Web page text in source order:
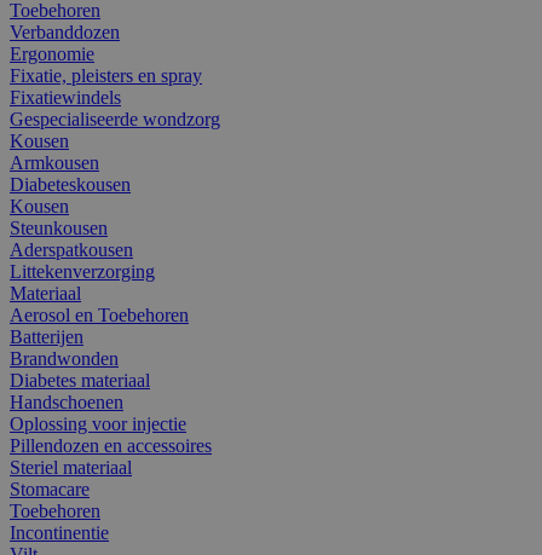
Toebehoren
Verbanddozen
Ergonomie
Fixatie, pleisters en spray
Fixatiewindels
Gespecialiseerde wondzorg
Kousen
Armkousen
Diabeteskousen
Kousen
Steunkousen
Aderspatkousen
Littekenverzorging
Materiaal
Aerosol en Toebehoren
Batterijen
Brandwonden
Diabetes materiaal
Handschoenen
Oplossing voor injectie
Pillendozen en accessoires
Steriel materiaal
Stomacare
Toebehoren
Incontinentie